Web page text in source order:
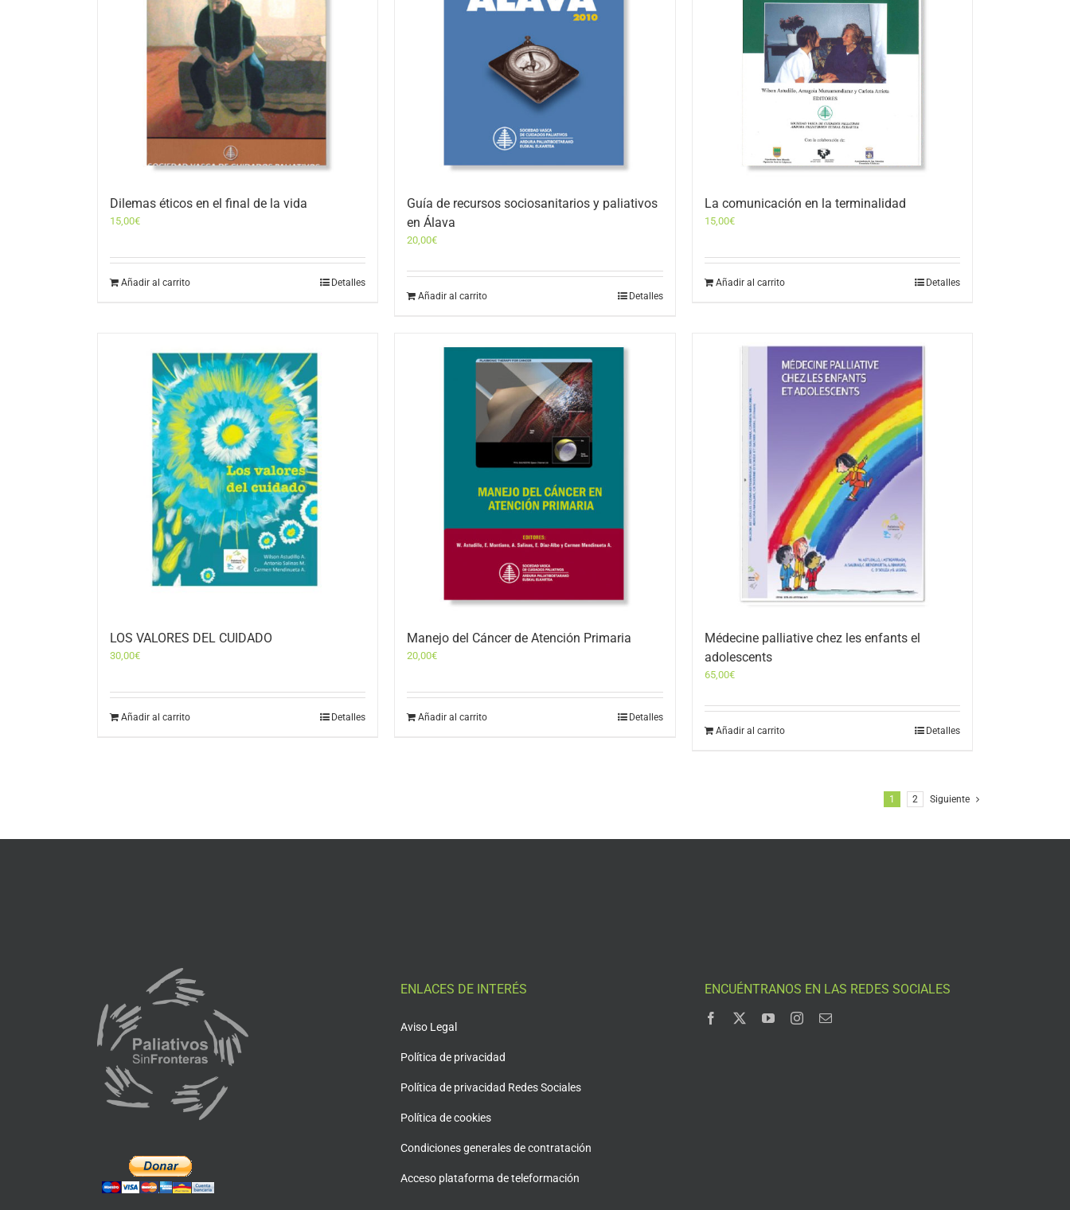
Dilemas éticos en el final de la vida
15,00€
Añadir al carrito Detalles
Guía de recursos sociosanitarios y paliativos
en Álava
20,00€
Añadir al carrito Detalles
La comunicación en la terminalidad
15,00€
Añadir al carrito Detalles
LOS VALORES DEL CUIDADO
30,00€
Añadir al carrito Detalles
Manejo del Cáncer de Atención Primaria
20,00€
Añadir al carrito Detalles
Médecine palliative chez les enfants el
adolescents
65,00€
Añadir al carrito Detalles
1 2 Siguiente
ENLACES DE INTERÉS
Aviso Legal
Política de privacidad
Política de privacidad Redes Sociales
Política de cookies
Condiciones generales de contratación
Acceso plataforma de teleformación
ENCUÉNTRANOS EN LAS REDES SOCIALES